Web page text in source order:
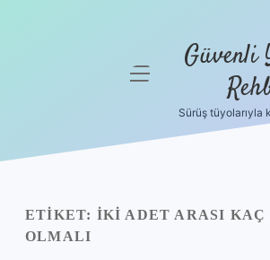
Yasal Uyarı
menüyü Güvenli
Sürüş tüyolarıyla
ETIKET: İKI ADET ARASI KAÇ
OLMALI